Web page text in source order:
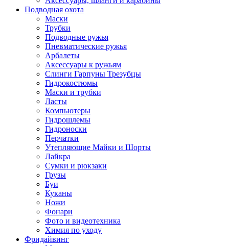
Подводная охота
Маски
Трубки
Подводные ружья
Пневматические ружья
Арбалеты
Аксессуары к ружьям
Слинги Гарпуны Трезубцы
Гидрокостюмы
Маски и трубки
Ласты
Компьютеры
Гидрошлемы
Гидроноски
Перчатки
Утепляющие Майки и Шорты
Лайкра
Сумки и рюкзаки
Грузы
Буи
Куканы
Ножи
Фонари
Фото и видеотехника
Химия по уходу
Фридайвинг